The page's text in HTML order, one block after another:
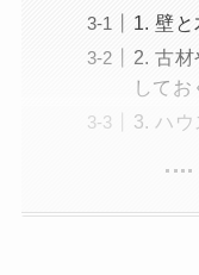
1. 壁
2. 古
してお
3. ハ